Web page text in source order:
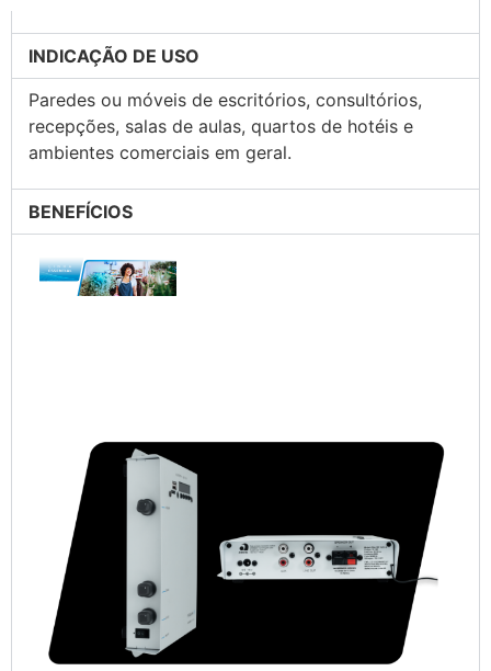
INDICAÇÃO DE USO
Paredes ou móveis de escritórios, consultórios,
recepções, salas de aulas, quartos de hotéis e
ambientes comerciais em geral.
BENEFÍCIOS